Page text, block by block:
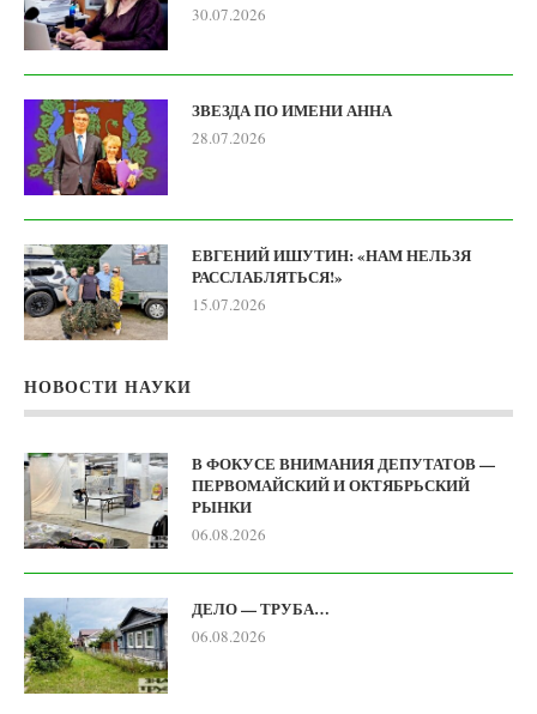
30.07.2026
ЗВЕЗДА ПО ИМЕНИ АННА
28.07.2026
ЕВГЕНИЙ ИШУТИН: «НАМ НЕЛЬЗЯ
РАССЛАБЛЯТЬСЯ!»
15.07.2026
НОВОСТИ НАУКИ
В ФОКУСЕ ВНИМАНИЯ ДЕПУТАТОВ —
ПЕРВОМАЙСКИЙ И ОКТЯБРЬСКИЙ
РЫНКИ
06.08.2026
ДЕЛО — ТРУБА…
06.08.2026